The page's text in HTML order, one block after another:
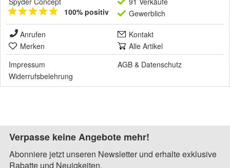
100% positiv
Gewerblich
Anrufen
Kontakt
Merken
Alle Artikel
Impressum
AGB & Datenschutz
Widerrufsbelehrung
Verpasse keine Angebote mehr!
Abonniere jetzt unseren Newsletter und erhalte exklusive
Rabatte und Neuigkeiten.